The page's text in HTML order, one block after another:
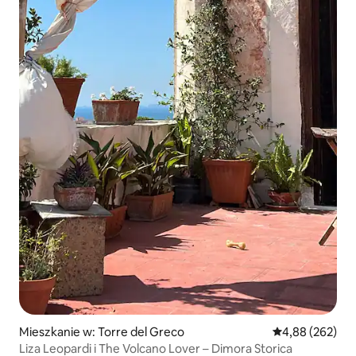
Mieszkanie w: Torre del Greco Średnia
4,88 (262)
Liza Leopardi i The Volcano Lover – Dimora Storica